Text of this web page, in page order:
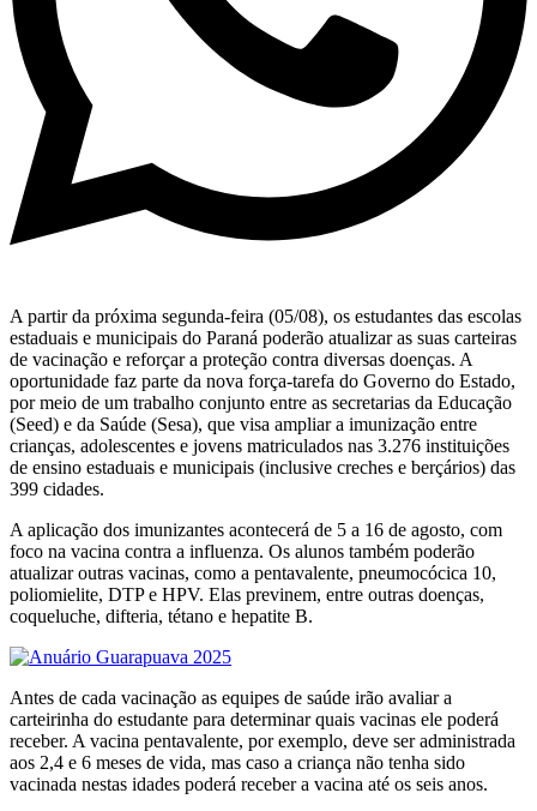
A partir da próxima segunda-feira (05/08), os estudantes das escolas
estaduais e municipais do Paraná poderão atualizar as suas carteiras
de vacinação e reforçar a proteção contra diversas doenças. A
oportunidade faz parte da nova força-tarefa do Governo do Estado,
por meio de um trabalho conjunto entre as secretarias da Educação
(Seed) e da Saúde (Sesa), que visa ampliar a imunização entre
crianças, adolescentes e jovens matriculados nas 3.276 instituições
de ensino estaduais e municipais (inclusive creches e berçários) das
399 cidades.
A aplicação dos imunizantes acontecerá de 5 a 16 de agosto, com
foco na vacina contra a influenza. Os alunos também poderão
atualizar outras vacinas, como a pentavalente, pneumocócica 10,
poliomielite, DTP e HPV. Elas previnem, entre outras doenças,
coqueluche, difteria, tétano e hepatite B.
Antes de cada vacinação as equipes de saúde irão avaliar a
carteirinha do estudante para determinar quais vacinas ele poderá
receber. A vacina pentavalente, por exemplo, deve ser administrada
aos 2,4 e 6 meses de vida, mas caso a criança não tenha sido
vacinada nestas idades poderá receber a vacina até os seis anos.